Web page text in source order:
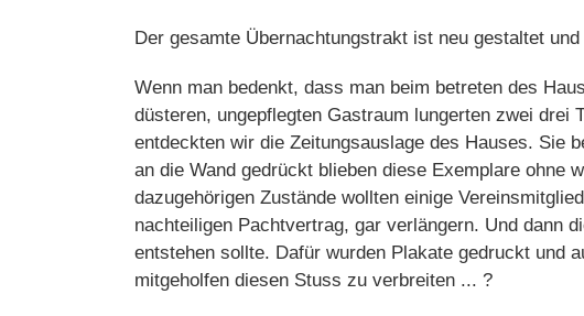
Der gesamte Übernachtungstrakt ist neu gestaltet
Wenn man bedenkt, dass man beim betreten des
düsteren, ungepflegten Gastraum lungerten zwei drei
entdeckten wir die Zeitungsauslage des Hauses. Sie
an die Wand gedrückt blieben diese Exemplare
dazugehörigen Zustände wollten einige
nachteiligen Pachtvertrag, gar verlängern. Und dann
entstehen sollte. Dafür wurden Plakate gedruckt und
mitgeholfen diesen Stuss zu verbreiten ... ?